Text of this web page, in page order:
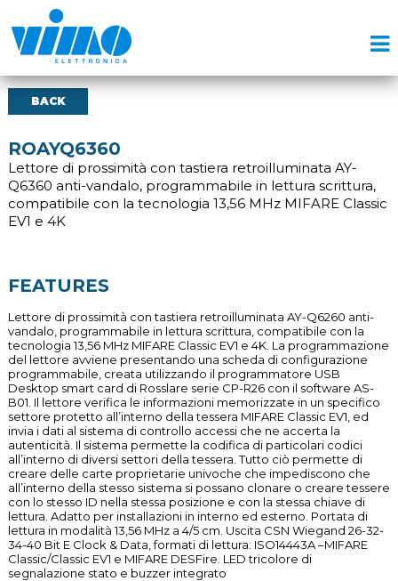
BACK
ROAYQ6360
Lettore di prossimità con tastiera retroilluminata AY-
Q6360 anti-vandalo, programmabile in lettura scrittura,
compatibile con la tecnologia 13,56 MHz MIFARE Classic
EV1 e 4K
FEATURES
Lettore di prossimità con tastiera retroilluminata AY-Q6260 anti-
vandalo, programmabile in lettura scrittura, compatibile con la
tecnologia 13,56 MHz MIFARE Classic EV1 e 4K. La programmazione
del lettore avviene presentando una scheda di configurazione
programmabile, creata utilizzando il programmatore USB
Desktop smart card di Rosslare serie CP-R26 con il software AS-
B01. Il lettore verifica le informazioni memorizzate in un specifico
settore protetto all’interno della tessera MIFARE Classic EV1, ed
invia i dati al sistema di controllo accessi che ne accerta la
autenticità. Il sistema permette la codifica di particolari codici
all’interno di diversi settori della tessera. Tutto ciò permette di
creare delle carte proprietarie univoche che impediscono che
all’interno della stesso sistema si possano clonare o creare tessere
con lo stesso ID nella stessa posizione e con la stessa chiave di
lettura. Adatto per installazioni in interno ed esterno. Portata di
lettura in modalità 13,56 MHz a 4/5 cm. Uscita CSN Wiegand 26-32-
34-40 Bit E Clock & Data, formati di lettura: ISO14443A –MIFARE
Classic/Classic EV1 e MIFARE DESFire. LED tricolore di
segnalazione stato e buzzer integrato